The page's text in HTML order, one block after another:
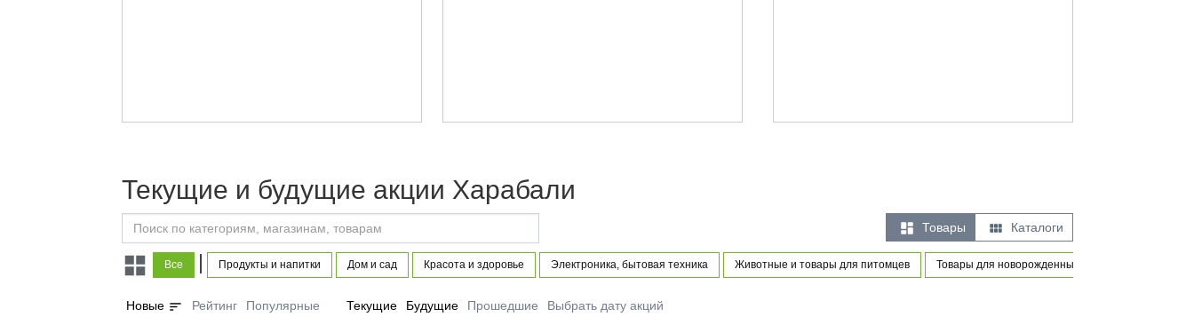
Текущие и будущие акции Харабали
 Товары  Каталоги
Все | Продукты и напитки Дом и сад Красота и здоровье Электроника, бытовая техника Животные и товары для питомцев Товары для новорожденных и маленьких детей
Новые sort Рейтинг Популярные Текущие Будущие Прошедшие Выбрать дату акций